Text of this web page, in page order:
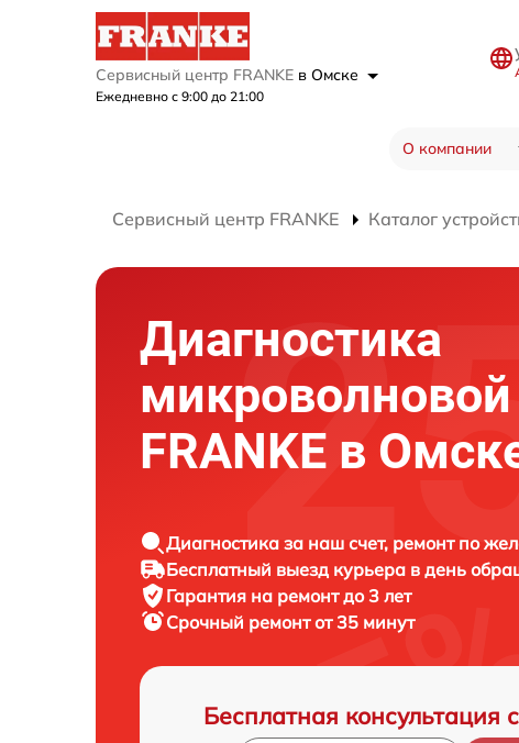
Сервисный центр FRANKE в Омске
Ежедневно с 9:00 до 21:00
О компании
Сервисный центр FRANKE Каталог
Диагностика
FRANKE в
Диагностика за наш счет, ремонт по
Бесплатный выезд курьера в день
Гарантия на ремонт до 3 лет
Срочный ремонт от 35 минут
Бесплатная консультация